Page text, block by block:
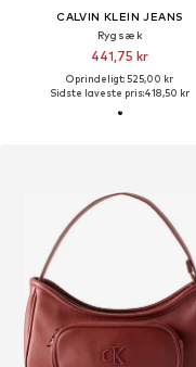
CALVIN KLEIN JEANS
Rygsæk
441,75 kr
Oprindeligt: 525,00 kr
Sidste laveste pris:418,50 kr